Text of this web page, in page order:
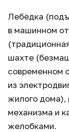
Лебёдка
в машинном
шахте
современном
из
жилого дома),
механизма и
желобками.